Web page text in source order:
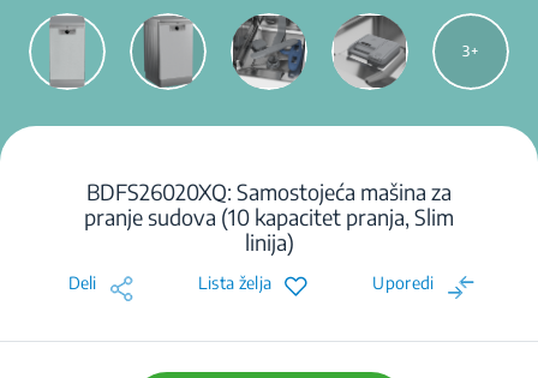
3
BDFS26020XQ: Samostojeća mašina za
pranje sudova (10 kapacitet pranja, Slim
linija)
Deli Lista želja Uporedi